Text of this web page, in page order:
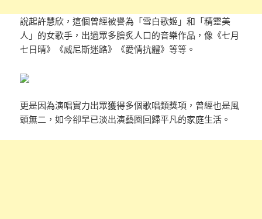
說起許慧欣，這個曾經被譽為「雪白歌姬」和「精靈美
人」的女歌手，出過眾多膾炙人口的音樂作品，像《七月
七日晴》《威尼斯迷路》《愛情抗體》等等。
更是因為演唱實力出眾獲得多個歌唱類獎項，曾經也是風
頭無二，如今卻早已淡出演藝圈回歸平凡的家庭生活。